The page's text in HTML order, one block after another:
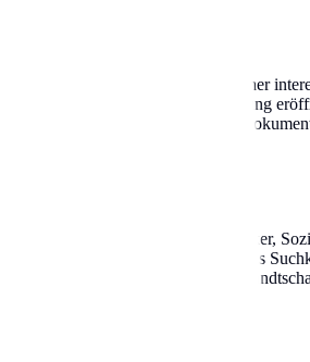
beobachten Forscher
für genealogische Forschung
Millionen von historischen
nützlich. Für Genealogen, Historiker,
und Archive nutzen Nachnamen als
Ursprünge und
finden.